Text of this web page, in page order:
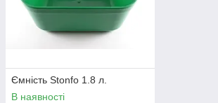
Ємність Stonfo 1.8 л.
В наявності